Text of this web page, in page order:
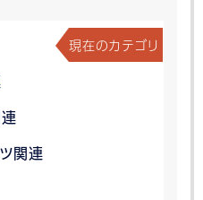
現在のカテゴリ
関連